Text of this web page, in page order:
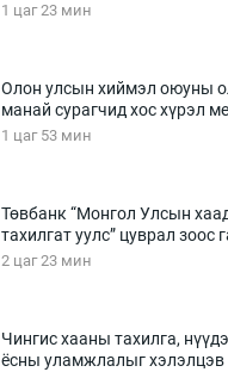
1 цаг 23 мин
Олон улсын хиймэл оюуны
манай сурагчид хос хүрэл
1 цаг 53 мин
Төвбанк “Монгол Улсын
тахилгат уулс” цуврал зоос
2 цаг 23 мин
Чингис хааны тахилга,
ёсны уламжлалыг хэлэлцэв